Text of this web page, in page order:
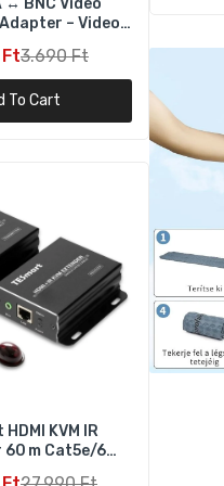
↔ BNC Videó
– Video
3.690 Ft
To Cart
KVM IR
60 m Cat5e/6